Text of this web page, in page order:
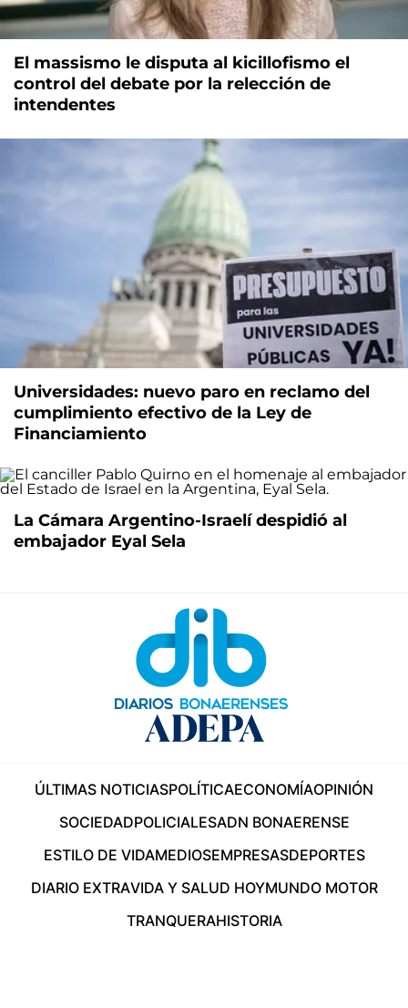
El massismo le disputa al kicillofismo el
control del debate por la relección de
intendentes
Universidades: nuevo paro en reclamo del
cumplimiento efectivo de la Ley de
Financiamiento
La Cámara Argentino-Israelí despidió al
embajador Eyal Sela
ÚLTIMAS NOTICIASPOLÍTICAECONOMÍAOPINIÓN
SOCIEDADPOLICIALESADN BONAERENSE
ESTILO DE VIDAMEDIOSEMPRESASDEPORTES
DIARIO EXTRAVIDA Y SALUD HOYMUNDO MOTOR
TRANQUERAHISTORIA